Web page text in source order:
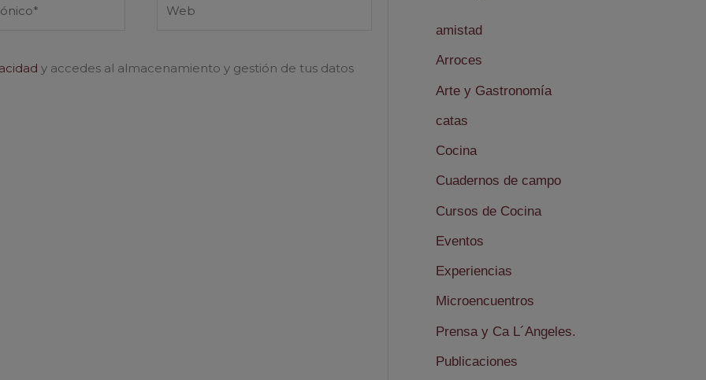
y accedes al almacenamiento y gestión de tus datos
amistad
Arroces
Arte y Gastronomía
catas
Cocina
Cuadernos de campo
Cursos de Cocina
Eventos
Experiencias
Microencuentros
Prensa y Ca L´Angeles.
Publicaciones